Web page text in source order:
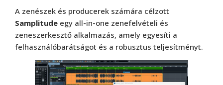
A zenészek és producerek számára célzott
Samplitude egy all-in-one zenefelvételi és
zeneszerkesztő alkalmazás, amely egyesíti a
felhasználóbarátságot és a robusztus teljesítményt.